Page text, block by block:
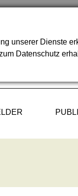
unserer Dienste
Datenschutz